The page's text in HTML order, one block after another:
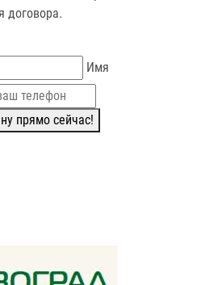
договора.
Имя
прямо сейчас!